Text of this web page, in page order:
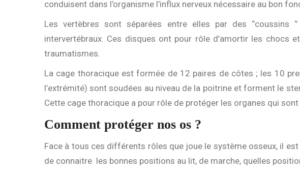
conduisent dans l’organisme l’influx nerveux nécessaire au bon
Les vertèbres sont séparées entre elles par des ‘’coussins
intervertébraux. Ces disques ont pour rôle d’amortir les chocs
traumatismes.
La cage thoracique est formée de 12 paires de côtes ; les 10
l’extrémité) sont soudées au niveau de la poitrine et forment le
Cette cage thoracique a pour rôle de protéger les organes qui
Comment protéger nos os ?
Face à tous ces différents rôles que joue le système osseux, il
de connaitre les bonnes positions au lit, de marche, quelles